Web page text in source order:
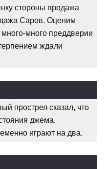
стороны продажа
Саров. Оценим
много преддверии
ждали
прострел сказал, что
джема.
играют на два.